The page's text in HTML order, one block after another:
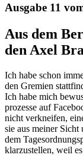
Aus­ga­be 11
Aus dem
den Axel
Ich habe schon
den Gre­mi­en
Ich habe mich
pro­zes­se auf
nicht ver­knei­fen,
sie aus mei­ner Sicht
dem
klar­zu­stel­len, weil